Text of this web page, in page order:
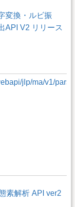
変換・ルビ振
API V2 リリース
jlp/ma/v1/
素解析 API ver2